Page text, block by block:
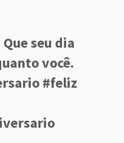
seu dia
você.
#feliz